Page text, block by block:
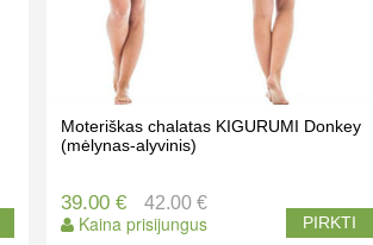
Moteriškas chalatas KIGURUMI Donkey
(mėlynas-alyvinis)
39.00 €
Kaina prisijungus
42.00 €
PIRKTI